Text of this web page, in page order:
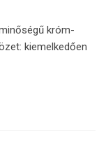
króm-
kiemelkedően